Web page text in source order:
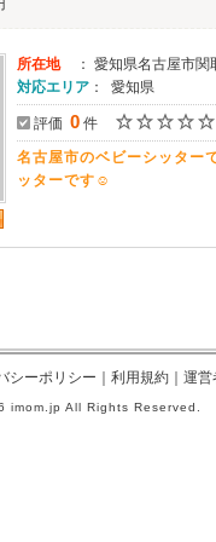
所在地
： 愛知県名古屋市関
対応エリア ： 愛知県
評価 0 件
名古屋市のベビーシッター
ッターです☺️
シーポリシー 利用規約 運営
All Rights Reserved.